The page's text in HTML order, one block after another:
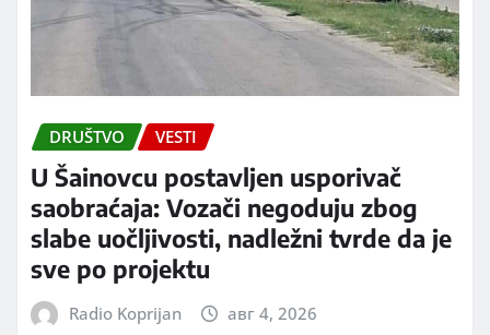
DRUŠTVO VESTI
U Šainovcu postavljen usporivač
saobraćaja: Vozači negoduju zbog
slabe uočljivosti, nadležni tvrde da je
sve po projektu
Radio Koprijan авг 4, 2026